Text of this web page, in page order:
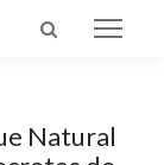
Natural